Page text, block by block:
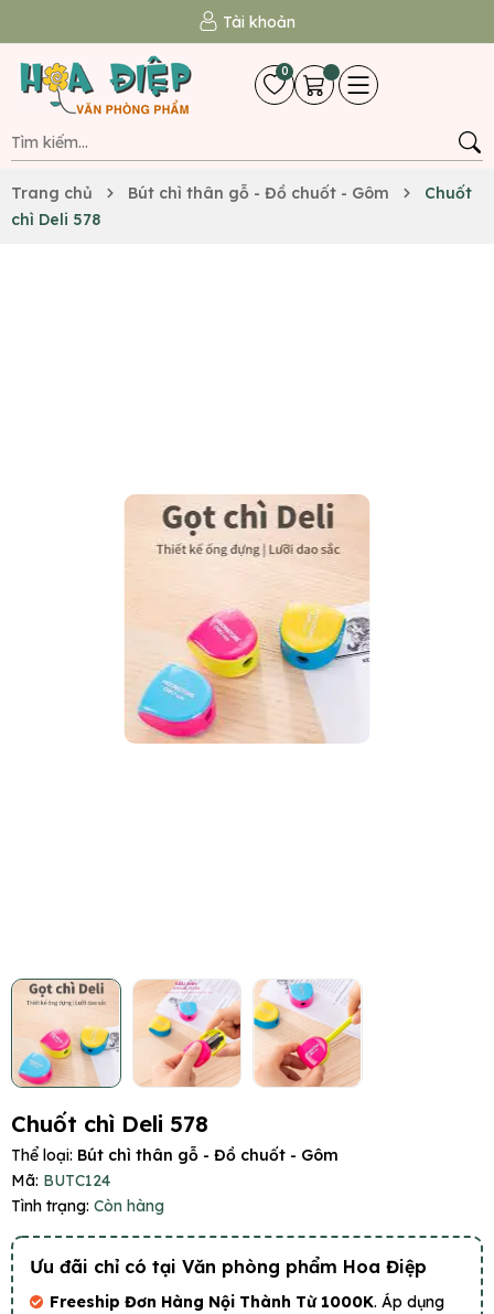
Tài khoản
0
Trang chủ Bút chì thân gỗ - Đồ chuốt - Gôm
Chuốt
chì Deli 578
Chuốt chì Deli 578
Thể loại: Bút chì thân gỗ - Đồ chuốt - Gôm
Mã: BUTC124
Tình trạng: Còn hàng
Ưu đãi chỉ có tại Văn phòng phẩm Hoa Điệp
Freeship Đơn Hàng Nội Thành Từ 1000K. Áp dụng